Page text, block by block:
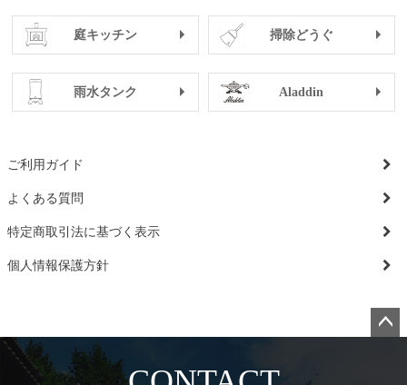
庭キッチン 掃除どうぐ
雨水タンク Aladdin
ご利用ガイド
よくある質問
特定商取引法に基づく表示
個人情報保護方針